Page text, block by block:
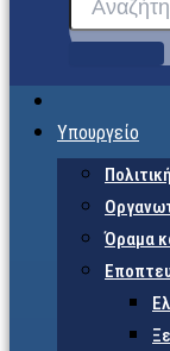
Υπουργείο
Όραμα